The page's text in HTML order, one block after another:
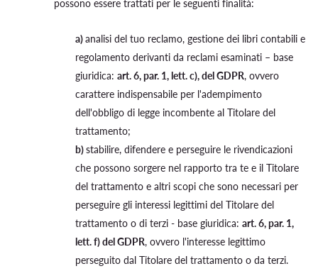
possono essere trattati per le seguenti finalità:
a)analisi del tuo reclamo, gestione dei libri contabili e
regolamento derivanti da reclami esaminati – base
giuridica: art. 6, par. 1, lett. c), del GDPR, ovvero
carattere indispensabile per l'adempimento
dell'obbligo di legge incombente al Titolare del
trattamento;
b)stabilire, difendere e perseguire le rivendicazioni
che possono sorgere nel rapporto tra te e il Titolare
del trattamento e altri scopi che sono necessari per
perseguire gli interessi legittimi del Titolare del
trattamento o di terzi - base giuridica: art. 6, par. 1,
lett. f) del GDPR, ovvero l'interesse legittimo
perseguito dal Titolare del trattamento o da terzi.